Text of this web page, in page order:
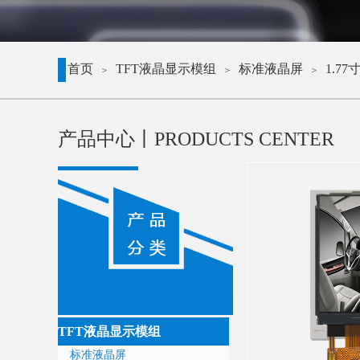
首页 ＞ TFT液晶显示模组 ＞ 标准液晶屏 ＞ 1.77寸
产品中心丨 PRODUCTS CENTER
TFT液晶显示模组
标准液晶屏